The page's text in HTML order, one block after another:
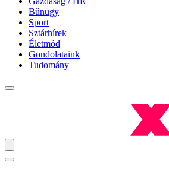
Bűnügy
Sport
Sztárhírek
Életmód
Gondolataink
Tudomány